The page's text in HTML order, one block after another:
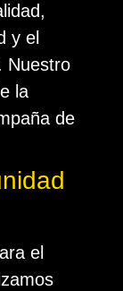
y el
Nuestro
la
de
el